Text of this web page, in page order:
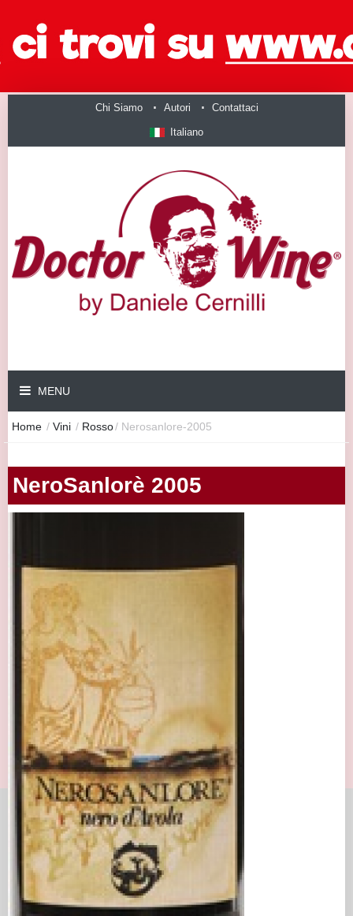
Chi Siamo Autori Contattaci
Italiano
MENU
Home / Vini / Rosso/ Nerosanlore-2005
NeroSanlorè 2005